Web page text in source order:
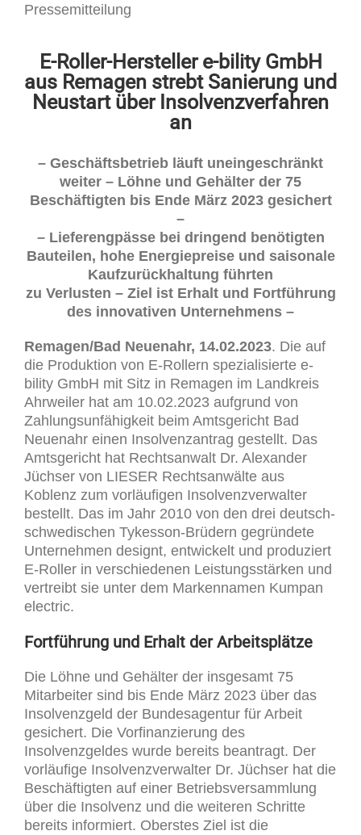
Pressemitteilung
E-Roller-Hersteller e-bility GmbH
aus Remagen strebt Sanierung und
Neustart über Insolvenzverfahren
an
– Geschäftsbetrieb läuft uneingeschränkt
weiter – Löhne und Gehälter der 75
Beschäftigten bis Ende März 2023 gesichert
–
– Lieferengpässe bei dringend benötigten
Bauteilen, hohe Energiepreise und saisonale
Kaufzurückhaltung führten
zu Verlusten – Ziel ist Erhalt und Fortführung
des innovativen Unternehmens –
Remagen/Bad Neuenahr, 14.02.2023. Die auf
die Produktion von E-Rollern spezialisierte e-
bility GmbH mit Sitz in Remagen im Landkreis
Ahrweiler hat am 10.02.2023 aufgrund von
Zahlungsunfähigkeit beim Amtsgericht Bad
Neuenahr einen Insolvenzantrag gestellt. Das
Amtsgericht hat Rechtsanwalt Dr. Alexander
Jüchser von LIESER Rechtsanwälte aus
Koblenz zum vorläufigen Insolvenzverwalter
bestellt. Das im Jahr 2010 von den drei deutsch-
schwedischen Tykesson-Brüdern gegründete
Unternehmen designt, entwickelt und produziert
E-Roller in verschiedenen Leistungsstärken und
vertreibt sie unter dem Markennamen Kumpan
electric.
Fortführung und Erhalt der Arbeitsplätze
Die Löhne und Gehälter der insgesamt 75
Mitarbeiter sind bis Ende März 2023 über das
Insolvenzgeld der Bundesagentur für Arbeit
gesichert. Die Vorfinanzierung des
Insolvenzgeldes wurde bereits beantragt. Der
vorläufige Insolvenzverwalter Dr. Jüchser hat die
Beschäftigten auf einer Betriebsversammlung
über die Insolvenz und die weiteren Schritte
bereits informiert. Oberstes Ziel ist die